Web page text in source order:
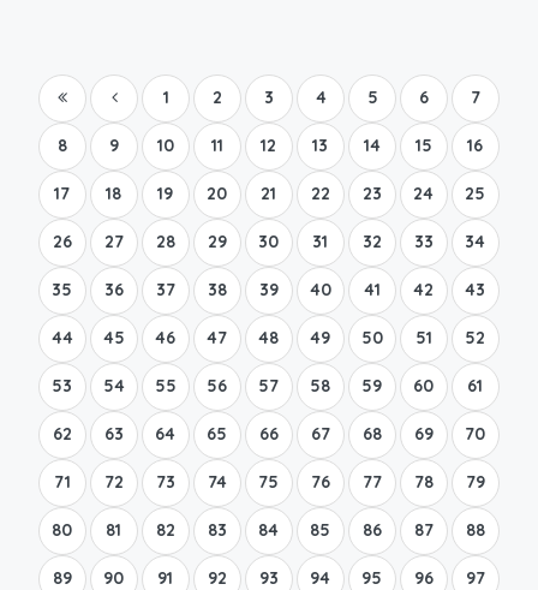
1 2 3 4 5 6 7
8 9 10 11 12 13 14 15 16
17 18 19 20 21 22 23 24 25
26 27 28 29 30 31 32 33 34
35 36 37 38 39 40 41 42 43
44 45 46 47 48 49 50 51 52
53 54 55 56 57 58 59 60 61
62 63 64 65 66 67 68 69 70
71 72 73 74 75 76 77 78 79
80 81 82 83 84 85 86 87 88
89 90 91 92 93 94 95 96 97